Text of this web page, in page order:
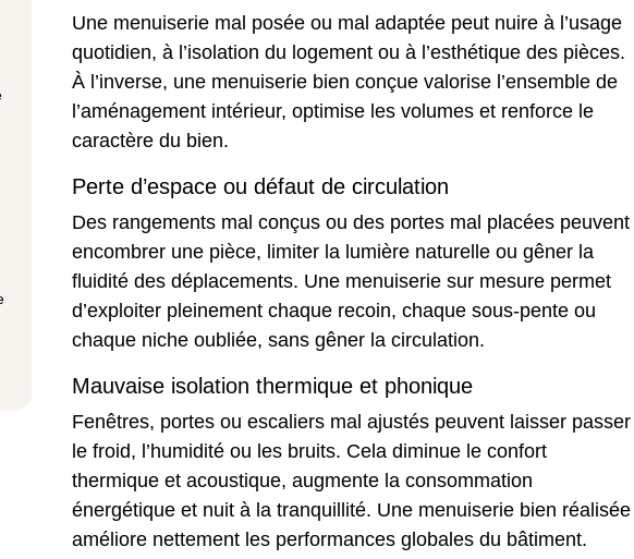
Une menuiserie mal posée ou mal adaptée peut nuire à l’usage
quotidien, à l’isolation du logement ou à l’esthétique des pièces.
À l’inverse, une menuiserie bien conçue valorise l’ensemble de
l’aménagement intérieur, optimise les volumes et renforce le
caractère du bien.
Perte d’espace ou défaut de circulation
Des rangements mal conçus ou des portes mal placées peuvent
encombrer une pièce, limiter la lumière naturelle ou gêner la
fluidité des déplacements. Une menuiserie sur mesure permet
d’exploiter pleinement chaque recoin, chaque sous-pente ou
chaque niche oubliée, sans gêner la circulation.
Mauvaise isolation thermique et phonique
Fenêtres, portes ou escaliers mal ajustés peuvent laisser passer
le froid, l’humidité ou les bruits. Cela diminue le confort
thermique et acoustique, augmente la consommation
énergétique et nuit à la tranquillité. Une menuiserie bien réalisée
améliore nettement les performances globales du bâtiment.